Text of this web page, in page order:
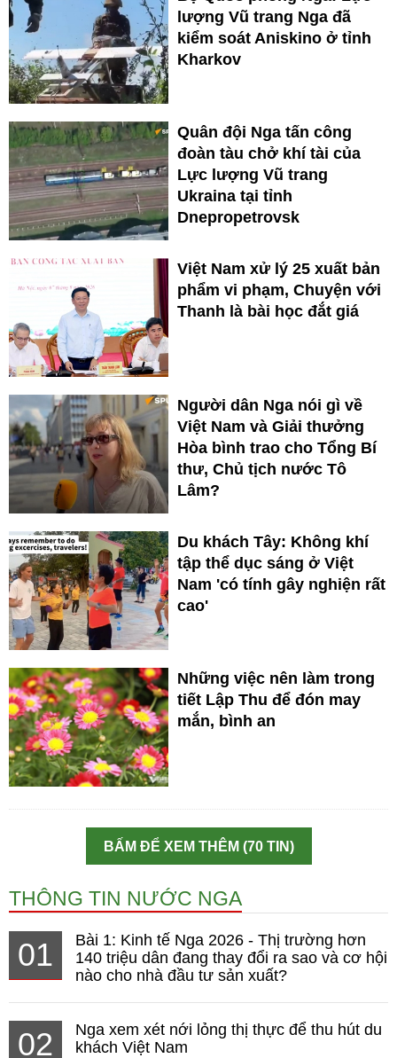
lượng Vũ trang Nga đã
kiểm soát Aniskino ở tỉnh
Kharkov
Quân đội Nga tấn công
đoàn tàu chở khí tài của
Lực lượng Vũ trang
Ukraina tại tỉnh
Dnepropetrovsk
Việt Nam xử lý 25 xuất bản
phẩm vi phạm, Chuyện với
Thanh là bài học đắt giá
Người dân Nga nói gì về
Việt Nam và Giải thưởng
Hòa bình trao cho Tổng Bí
thư, Chủ tịch nước Tô
Lâm?
Du khách Tây: Không khí
tập thể dục sáng ở Việt
Nam 'có tính gây nghiện rất
cao'
Những việc nên làm trong
tiết Lập Thu để đón may
mắn, bình an
BẤM ĐỂ XEM THÊM (70 TIN)
THÔNG TIN NƯỚC NGA
01
Bài 1: Kinh tế Nga 2026 - Thị trường hơn
140 triệu dân đang thay đổi ra sao và cơ hội
nào cho nhà đầu tư sản xuất?
02
Nga xem xét nới lỏng thị thực để thu hút du
khách Việt Nam